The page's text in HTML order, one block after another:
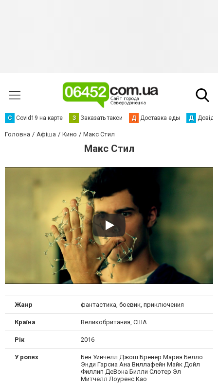
С Сovid19 на карте З Заказать такси Д Доставка еды Д
Головна Афіша Кино Макс Стил
Макс Стил
Жанр фантастика, боевик, приключения
Країна Великобритания, США
Рік 2016
У ролях
Бен Уинчелл Джош Бренер Мария Белло
Энди Гарсиа Ана Виллафейн Майк Дойл
Филлип ДеВона Билли Слотер Эл
Митчелл Лоуренс Као